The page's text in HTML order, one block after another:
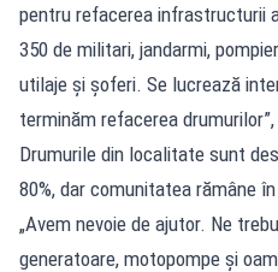
pentru refacerea infrastructurii
350 de militari, jandarmi,
utilaje și șoferi. Se lucrează
terminăm refacerea
Drumurile din localitate sunt
80%, dar comunitatea rămâne
„Avem nevoie de ajutor. Ne
generatoare, motopompe și